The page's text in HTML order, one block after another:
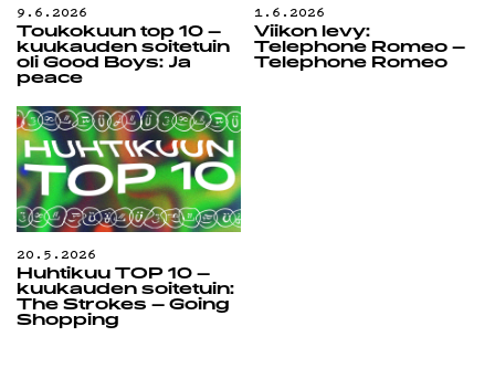
9.6.2026
Toukokuun top 10 –
kuukauden soitetuin
oli Good Boys: Ja
peace
1.6.2026
Viikon levy:
Telephone Romeo –
Telephone Romeo
20.5.2026
Huhtikuu TOP 10 –
kuukauden soitetuin:
The Strokes – Going
Shopping